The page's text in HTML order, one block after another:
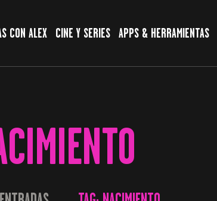
CON ALEX CINE Y SERIES APPS & HERRAMIENTAS